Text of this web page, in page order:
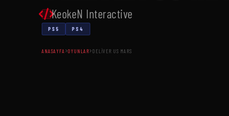
KeokeN Interactive
PS5 PS4
ANASAYFA OYUNLAR DELIVER US MARS